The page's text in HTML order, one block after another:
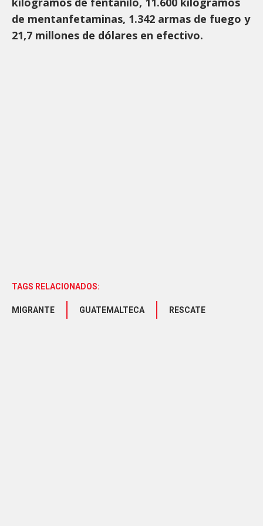
de mentanfetaminas, 1.342 armas de fuego y
21,7 millones de dólares en efectivo.
TAGS RELACIONADOS:
MIGRANTE GUATEMALTECA RESCATE